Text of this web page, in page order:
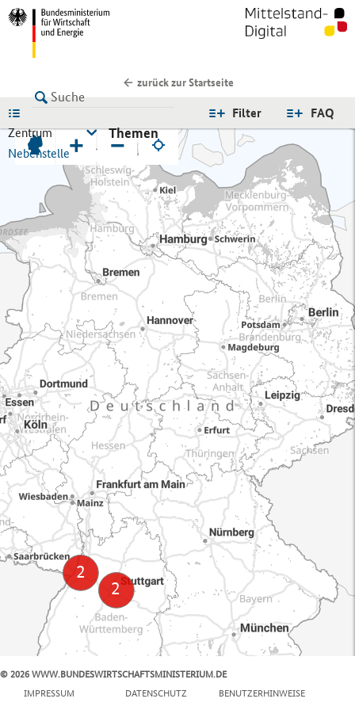
zurück zur Startseite
FAQ
Filter
Zentrum
Nebenstelle
Themen
+ −
© 2026 WWW.BUNDESWIRTSCHAFTSMINISTERIUM.DE
IMPRESSUM
DATENSCHUTZ BENUTZERHINWEISE